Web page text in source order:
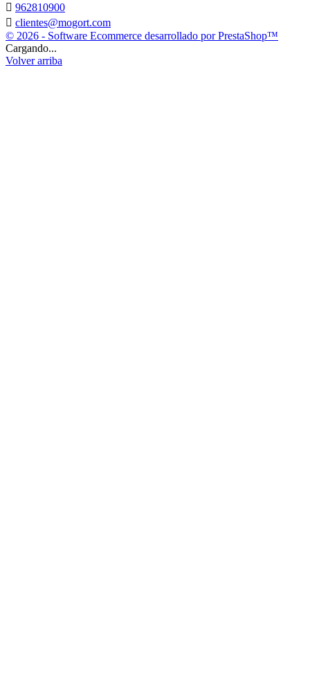
 962810900
 clientes@mogort.com
© 2026 - Software Ecommerce desarrollado por PrestaShop™
Cargando...
Volver arriba